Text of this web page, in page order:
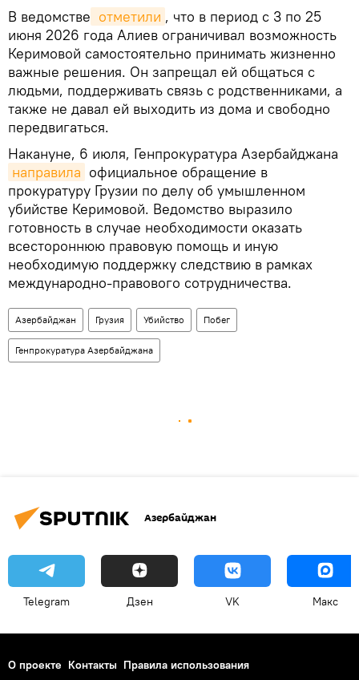
В ведомстве отметили , что в период с 3 по 25
июня 2026 года Алиев ограничивал возможность
Керимовой самостоятельно принимать жизненно
важные решения. Он запрещал ей общаться с
людьми, поддерживать связь с родственниками, а
также не давал ей выходить из дома и свободно
передвигаться.
Накануне, 6 июля, Генпрокуратура Азербайджана
направила официальное обращение в
прокуратуру Грузии по делу об умышленном
убийстве Керимовой. Ведомство выразило
готовность в случае необходимости оказать
всестороннюю правовую помощь и иную
необходимую поддержку следствию в рамках
международно-правового сотрудничества.
Азербайджан Грузия Убийство Побег
Генпрокуратура Азербайджана
Азербайджан
Telegram Дзен VK Макс
О проекте Контакты Правила использования